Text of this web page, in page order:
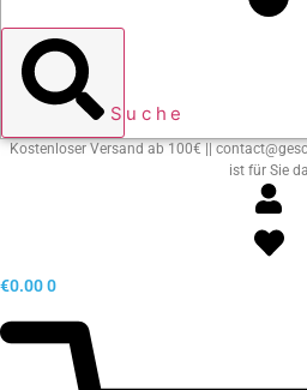
Suche
Kostenloser Versand ab 100€ ||
ist für Sie da
€0.000